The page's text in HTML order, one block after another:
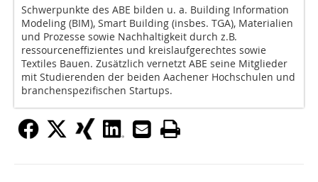
Schwerpunkte des ABE bilden u. a. Building Information
Modeling (BIM), Smart Building (insbes. TGA), Materialien
und Prozesse sowie Nachhaltigkeit durch z.B.
ressourceneffizientes und kreislaufgerechtes sowie
Textiles Bauen. Zusätzlich vernetzt ABE seine Mitglieder
mit Studierenden der beiden Aachener Hochschulen und
branchenspezifischen Startups.